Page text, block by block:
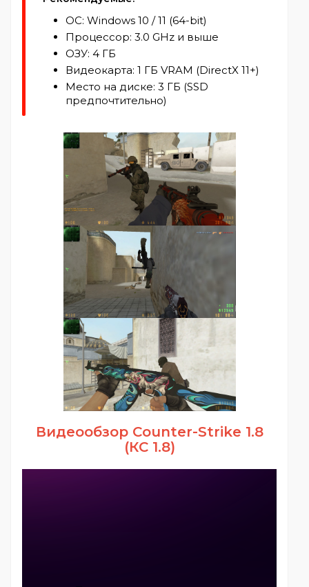
ОС: Windows 10 / 11 (64-bit)
Процессор: 3.0 GHz и выше
ОЗУ: 4 ГБ
Видеокарта: 1 ГБ VRAM (DirectX 11+)
Место на диске: 3 ГБ (SSD
предпочтительно)
Видеообзор Counter-Strike 1.8
(КС 1.8)